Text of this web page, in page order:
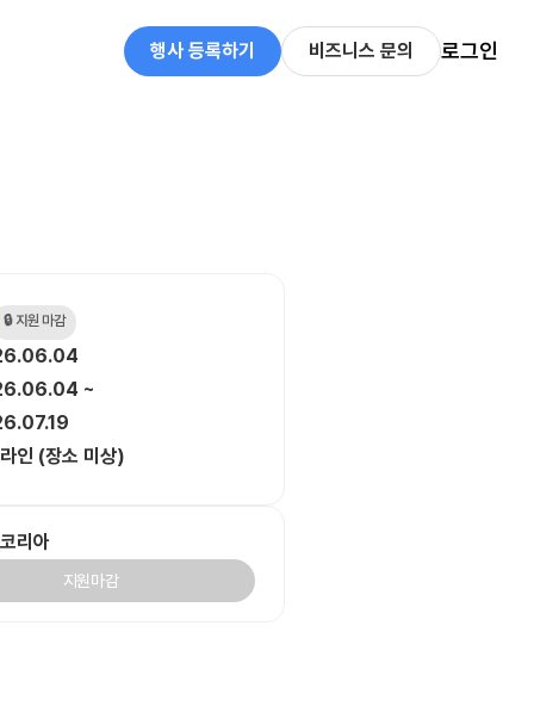
행사 등록하기 비즈니스 문의 로그인
🔒 지원 마감
~
인 (장소 미상)
리아
지원마감